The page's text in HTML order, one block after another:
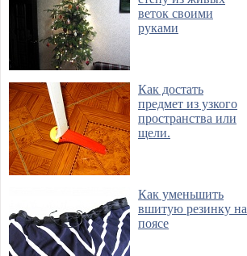
веток своими
руками
Как достать
предмет из узкого
пространства или
щели.
Как уменьшить
вшитую резинку на
поясе